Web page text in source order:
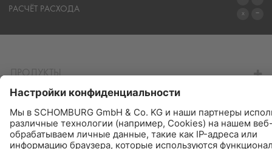
РАСЧЁТ РАСХОДА
ПРОДУКТЫ
НАЙТИ - КУПИТЬ - ИНФОРМИРУЕТ